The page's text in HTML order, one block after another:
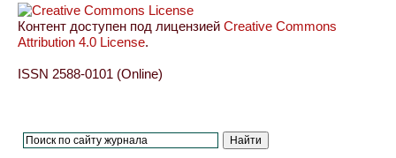
Контент доступен под лицензией Creative Commons
Attribution 4.0 License.
ISSN 2588-0101 (Online)